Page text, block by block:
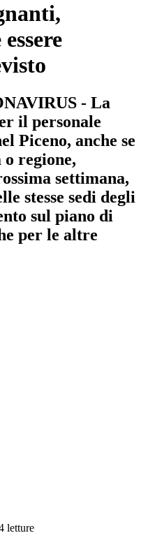
- La
il personale
Piceno, anche se
regione,
settimana,
stesse sedi degli
sul piano di
per le altre
letture